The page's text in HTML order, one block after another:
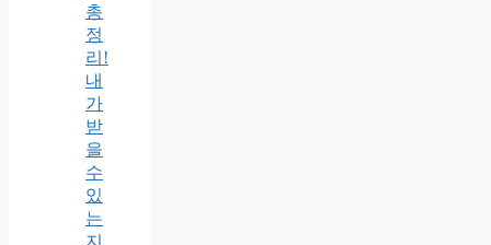
총
정
리!
내
가
받
을
수
있
는